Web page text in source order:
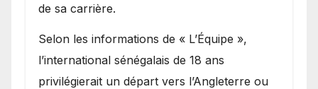
de sa carrière.
Selon les informations de « L’Équipe »,
l’international sénégalais de 18 ans
privilégierait un départ vers l’Angleterre ou